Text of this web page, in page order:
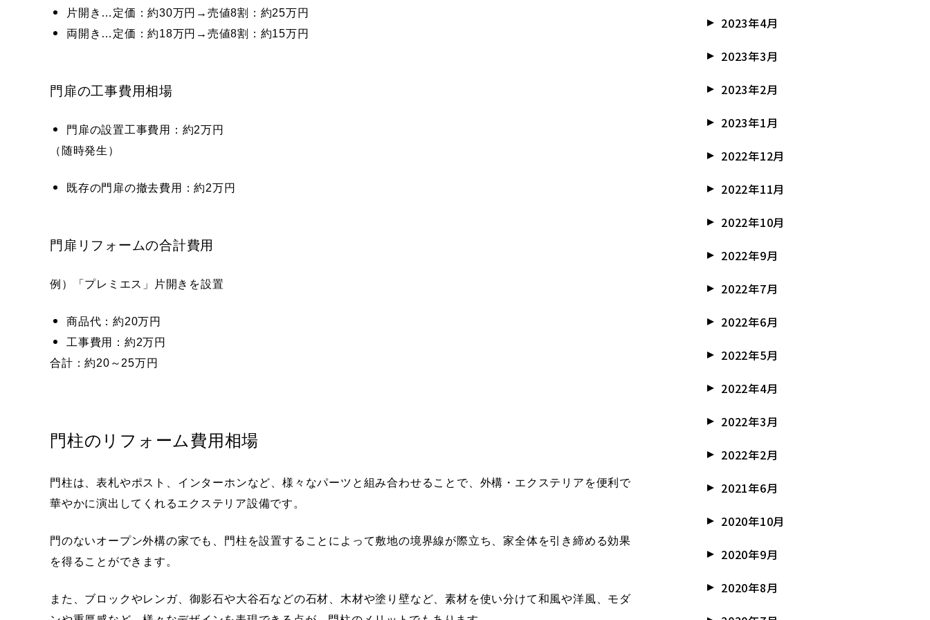
片開き…定価：約30万円→売値8割：約25万円
両開き…定価：約18万円→売値8割：約15万円
門扉の工事費用相場
門扉の設置工事費用：約2万円
（随時発生）
既存の門扉の撤去費用：約2万円
門扉リフォームの合計費用
例）「プレミエス」片開きを設置
商品代：約20万円
工事費用：約2万円
合計：約20～25万円
門柱のリフォーム費用相場
門柱は、表札やポスト、インターホンなど、様々なパーツと組み合わせることで、外構・エクステリアを便利で
華やかに演出してくれるエクステリア設備です。
門のないオープン外構の家でも、門柱を設置することによって敷地の境界線が際立ち、家全体を引き締める効果
を得ることができます。
また、ブロックやレンガ、御影石や大谷石などの石材、木材や塗り壁など、素材を使い分けて和風や洋風、モダ
2023年4月
2023年3月
2023年2月
2023年1月
2022年12月
2022年11月
2022年10月
2022年9月
2022年7月
2022年6月
2022年5月
2022年4月
2022年3月
2022年2月
2021年6月
2020年10月
2020年9月
2020年8月